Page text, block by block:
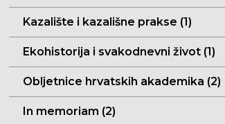
Kazalište i kazališne prakse (1)
Ekohistorija i svakodnevni život (1)
Obljetnice hrvatskih akademika (2)
In memoriam (2)